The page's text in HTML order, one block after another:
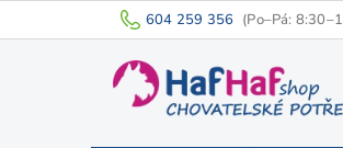
na
604 259 356